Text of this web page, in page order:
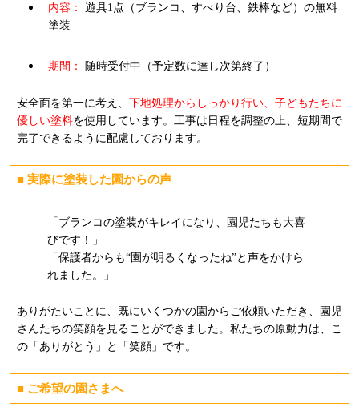
内容：
遊具1点（ブランコ、すべり台、鉄棒など）の無料
塗装
期間： 随時受付中（予定数に達し次第終了）
安全面を第一に考え、 下地処理からしっかり行い、子どもたちに
優しい塗料を使用しています。工事は日程を調整の上、短期間で
完了できるように配慮しております。
■ 実際に塗装した園からの声
「ブランコの塗装がキレイになり、園児たちも大喜
びです！」
「保護者からも“園が明るくなったね”と声をかけら
れました。」
ありがたいことに、既にいくつかの園からご依頼いただき、園児
さんたちの笑顔を見ることができました。私たちの原動力は、こ
の「ありがとう」と「笑顔」です。
■ ご希望の園さまへ